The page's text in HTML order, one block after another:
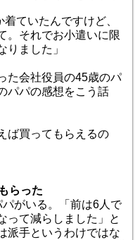
ていたんですけど、
。それでお小遣いに限
りました」
た会社役員の45歳のパ
パパの感想をこう話
ば買ってもらえるの
らった
がいる。「前は6人で
って減らしました」と
派手というわけではな